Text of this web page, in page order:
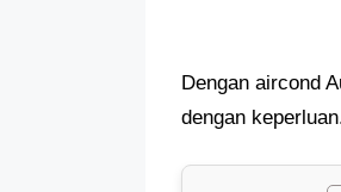
Dengan aircond
dengan